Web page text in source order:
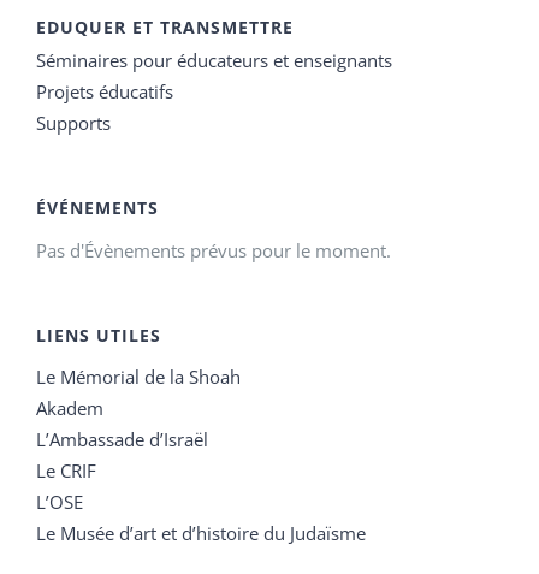
EDUQUER ET TRANSMETTRE
Séminaires pour éducateurs et enseignants
Projets éducatifs
Supports
ÉVÉNEMENTS
Pas d'Évènements prévus pour le moment.
LIENS UTILES
Le Mémorial de la Shoah
Akadem
L’Ambassade d’Israël
Le CRIF
L’OSE
Le Musée d’art et d’histoire du Judaïsme